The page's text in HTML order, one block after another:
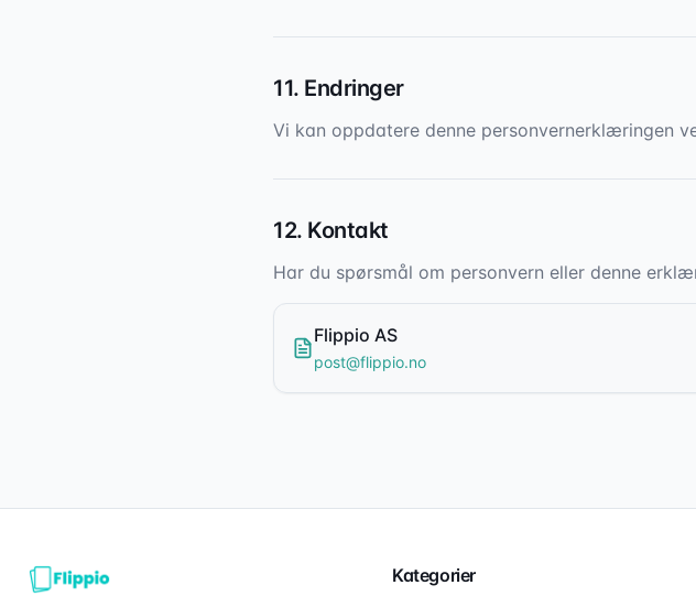
11. Endringer
Vi kan oppdatere denne personvernerklæringen
12. Kontakt
Har du spørsmål om personvern eller denne
Flippio AS
post@flippio.no
Kategorier